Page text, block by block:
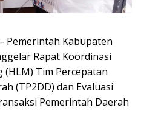
Pemerintah Kabupaten
Rapat Koordinasi
(HLM) Tim Percepatan
(TP2DD) dan Evaluasi
Pemerintah Daerah